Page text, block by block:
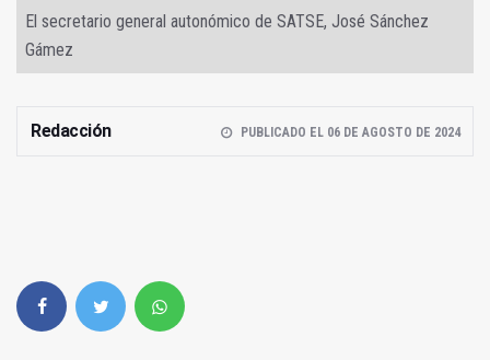
El secretario general autonómico de SATSE, José Sánchez
Gámez
Redacción PUBLICADO EL 06 DE AGOSTO DE 2024